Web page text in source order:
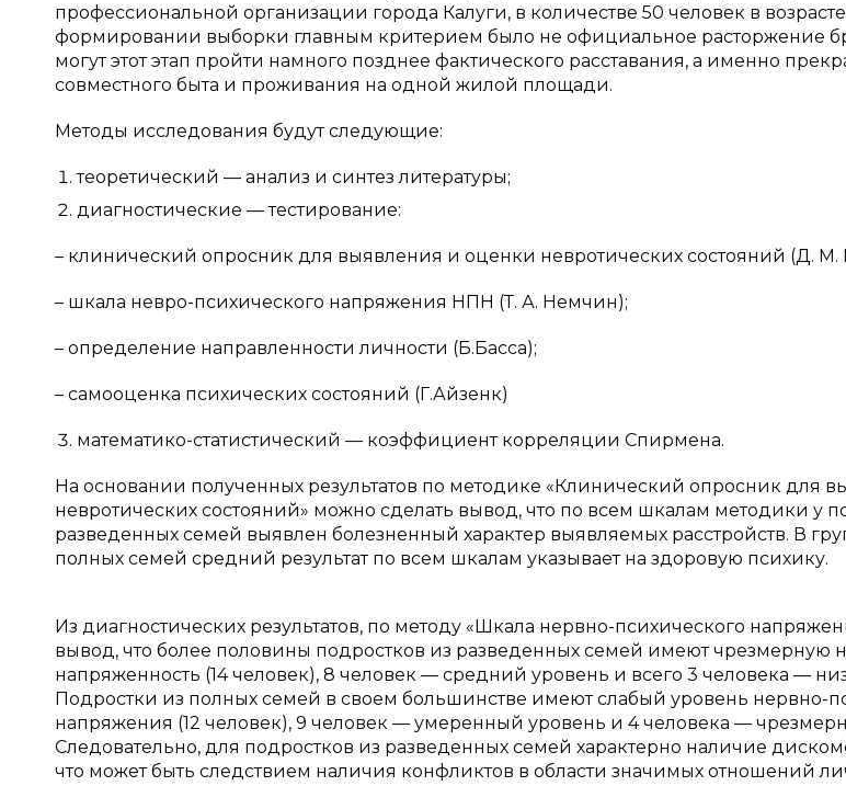
профессиональной организации города Калуги, в количестве 50 человек в возрасте
формировании выборки главным критерием было не официальное расторжение
могут этот этап пройти намного позднее фактического расставания, а именно
совместного быта и проживания на одной жилой площади.
Методы исследования будут следующие:
теоретический — анализ и синтез литературы;
диагностические — тестирование:
– клинический опросник для выявления и оценки невротических состояний (Д.
– шкала невро-психического напряжения НПН (Т. А. Немчин);
– определение направленности личности (Б.Басса);
– самооценка психических состояний (Г.Айзенк)
математико-статистический — коэффициент корреляции Спирмена.
На основании полученных результатов по методике «Клинический опросник для
невротических состояний» можно сделать вывод, что по всем шкалам методики у
разведенных семей выявлен болезненный характер выявляемых расстройств. В
полных семей средний результат по всем шкалам указывает на здоровую психику.
Из диагностических результатов, по методу «Шкала нервно-психического
вывод, что более половины подростков из разведенных семей имеют чрезмерную
напряженность (14 человек), 8 человек — средний уровень и всего 3 человека —
Подростки из полных семей в своем большинстве имеют слабый уровень нервно-
напряжения (12 человек), 9 человек — умеренный уровень и 4 человека —
Следовательно, для подростков из разведенных семей характерно наличие
что может быть следствием наличия конфликтов в области значимых отношений